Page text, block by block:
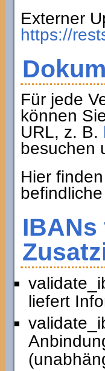
Externer
https://
Für jede
können
URL, z. B.
besuchen
Hier
IBANs
liefert